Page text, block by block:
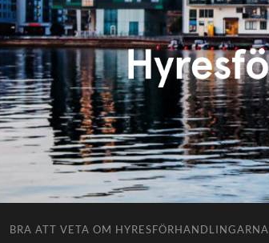
BRA ATT VETA OM HYRESFÖRHANDLINGARNA